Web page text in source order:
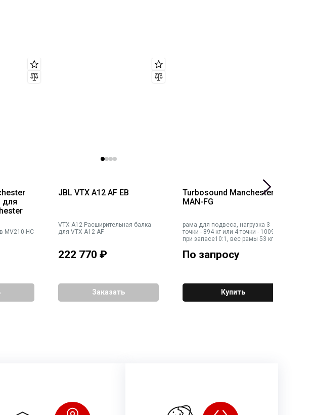
для
MV210-HC
JBL VTX A12 AF EB
VTX A12 Расширительная балка
для VTX A12 AF
222 770 ₽
Заказать
Turbosound Manchester
MAN-FG
рама для подвеса, нагрузка 3
точки - 894 кг или 4 точки - 1009 кг
при запасе10:1, вес рамы 53 кг
По запросу
Купить